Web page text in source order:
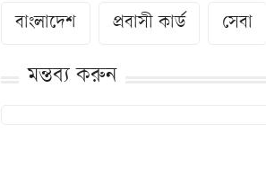
বাংলাদেশ প্রবাসী কার্ড সেবা
মন্তব্য করুন